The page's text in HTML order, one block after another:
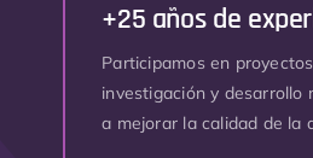
+25 años de
Participamos en
investigación y desarrollo
a mejorar la calidad de la